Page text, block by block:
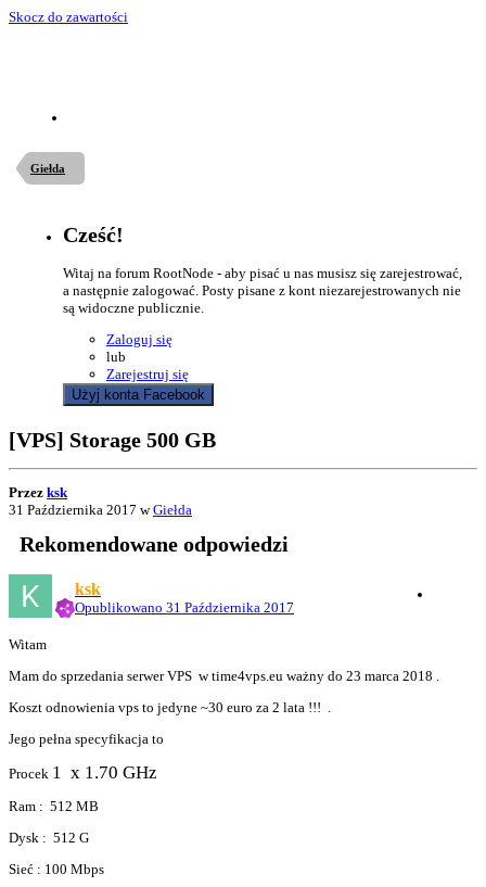
Skocz do zawartości
Giełda
Cześć!
Witaj na forum RootNode - aby pisać u nas musisz się zarejestrować,
a następnie zalogować. Posty pisane z kont niezarejestrowanych nie
są widoczne publicznie.
Zaloguj się
lub
Zarejestruj się
Użyj konta Facebook
[VPS] Storage 500 GB
Przez ksk
31 Października 2017 wGiełda
Rekomendowane odpowiedzi
ksk
Opublikowano 31 Października 2017
Witam
Mam do sprzedania serwer VPS w time4vps.eu ważny do 23 marca 2018 .
Koszt odnowienia vps to jedyne ~30 euro za 2 lata !!! .
Jego pełna specyfikacja to
Procek 1 x 1.70 GHz
Ram : 512 MB
Dysk : 512 G
Sieć : 100 Mbps